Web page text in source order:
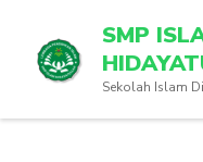
konten
SMP
Sekolah Islam